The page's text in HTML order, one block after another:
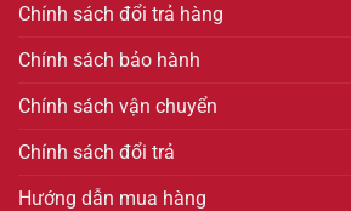
Chính sách đổi trả hàng
Chính sách bảo hành
Chính sách vận chuyển
Chính sách đổi trả
Hướng dẫn mua hàng